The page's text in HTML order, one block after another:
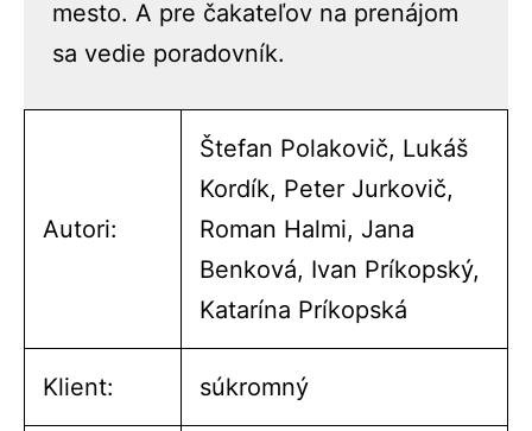
mesto. A pre čakateľov na prenájom
sa vedie poradovník.
Autori:
Štefan Polakovič, Lukáš
Kordík, Peter Jurkovič,
Roman Halmi, Jana
Benková, Ivan Príkopský,
Katarína Príkopská
Klient: súkromný